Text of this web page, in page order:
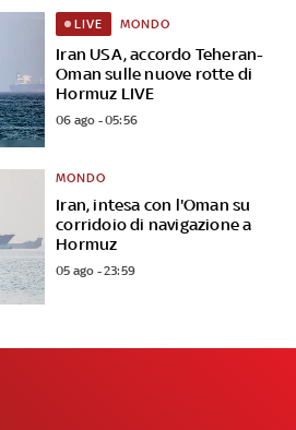
Iran USA, accordo Teheran-
Oman sulle nuove rotte di
Hormuz LIVE
LIVE MONDO
06 ago - 05:56
Iran, intesa con l'Oman su
corridoio di navigazione a
Hormuz
MONDO
05 ago - 23:59